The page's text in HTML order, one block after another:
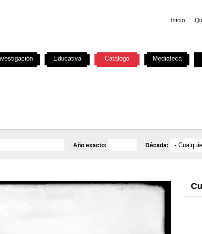
Inicio
Año exacto: Década:
Educativa Catálogo Mediateca